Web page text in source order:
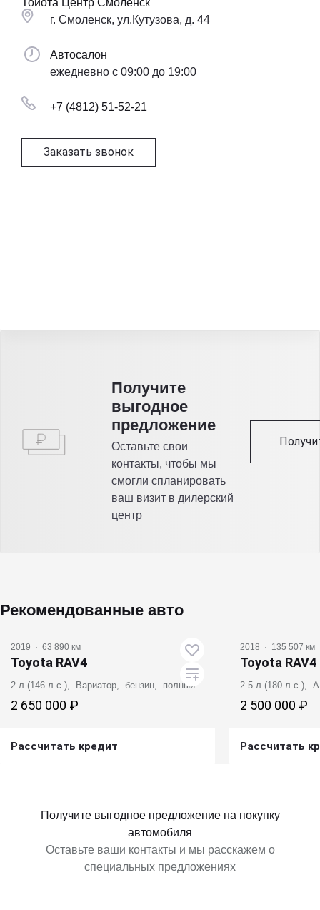
Тойота Центр Смоленск
г. Смоленск, ул.Кутузова, д. 44
Автосалон
ежедневно с 09:00 до 19:00
+7 (4812) 51-52-21
Заказать звонок
Получитe
выгодное
предложение
Оставьте свои
контакты, чтобы мы
смогли спланировать
ваш визит в дилерский
центр
Рекомендованные авто
2019 · 63 890 км
Toyota RAV4
2 л (146 л.с.), Вариатор, бензин, полный
2 650 000 ₽
Рассчитать кредит
2018 · 135 507 км
Toyota RAV4
2.5 л (180 л.с.),
2 500 000 ₽
Рассчитать
Получите выгодное предложение на покупку
автомобиля
Оставьте ваши контакты и мы расскажем о
специальных предложениях